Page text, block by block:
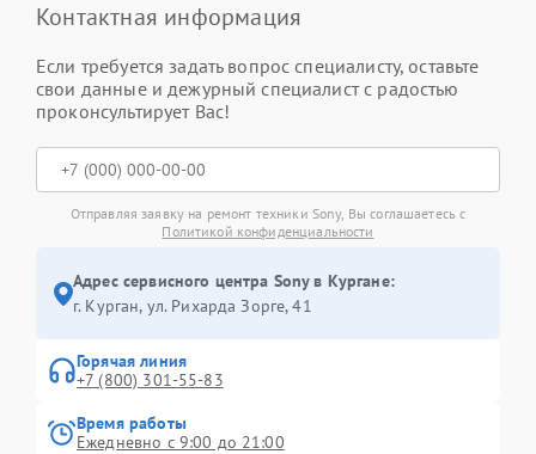
Контактная информация
Если требуется задать вопрос специалисту, оставьте
свои данные и дежурный специалист с радостью
проконсультирует Вас!
Отправляя заявку на ремонт техники Sony, Вы соглашаетесь с
Политикой конфиденциальности
Адрес сервисного центра Sony в Кургане:
г. Курган, ул. Рихарда Зорге, 41
Горячая линия
+7 (800) 301-55-83
Время работы
Ежедневно с 9:00 до 21:00